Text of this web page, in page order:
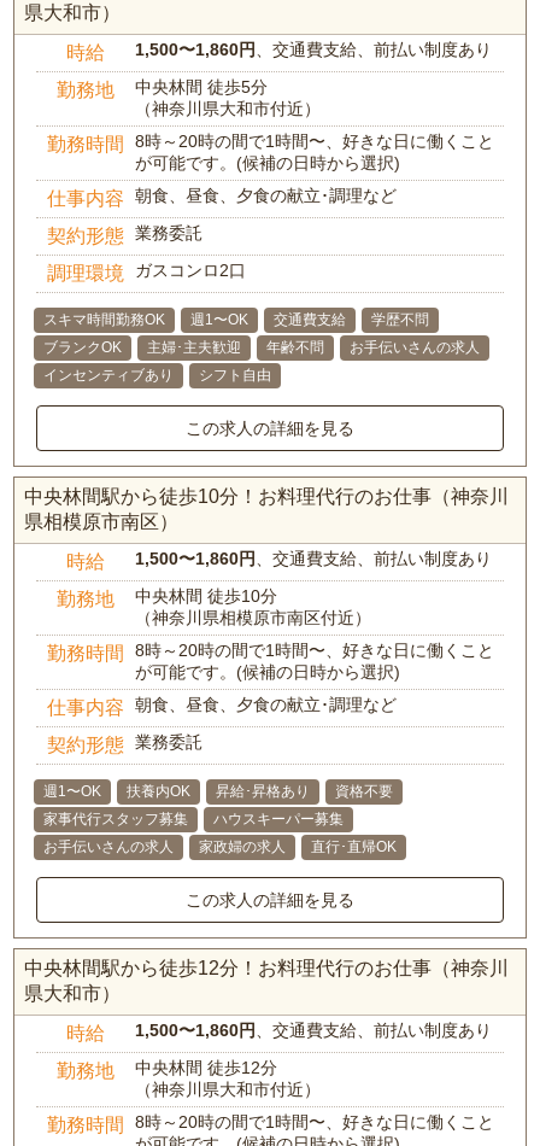
県大和市）
時給 1,500〜1,860円 、交通費支給、前払い制度あり
勤務地
中央林間 徒歩5分
（神奈川県大和市付近）
勤務時間
8時～20時の間で1時間〜、好きな日に働くこと
が可能です。(候補の日時から選択)
仕事内容 朝食、昼食、夕食の献立･調理など
契約形態 業務委託
調理環境 ガスコンロ2口
スキマ時間勤務OK 週1〜OK 交通費支給
学歴不問
ブランクOK
主婦･主夫歓迎 年齢不問
お手伝いさんの求人
インセンティブあり
シフト自由
この求人の詳細を見る
中央林間駅から徒歩10分！お料理代行のお仕事（神奈川
県相模原市南区）
時給 1,500〜1,860円 、交通費支給、前払い制度あり
勤務地
中央林間 徒歩10分
（神奈川県相模原市南区付近）
勤務時間
8時～20時の間で1時間〜、好きな日に働くこと
が可能です。(候補の日時から選択)
仕事内容 朝食、昼食、夕食の献立･調理など
契約形態 業務委託
週1〜OK 扶養内OK 昇給･昇格あり
資格不要
家事代行スタッフ募集
ハウスキーパー募集
お手伝いさんの求人
家政婦の求人 直行･直帰OK
この求人の詳細を見る
中央林間駅から徒歩12分！お料理代行のお仕事（神奈川
県大和市）
時給 1,500〜1,860円 、交通費支給、前払い制度あり
勤務地
中央林間 徒歩12分
（神奈川県大和市付近）
勤務時間
8時～20時の間で1時間〜、好きな日に働くこと